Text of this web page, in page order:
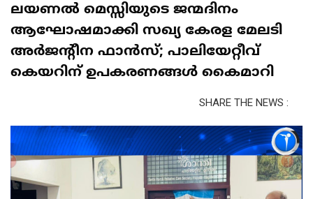
ലയണൽ മെസ്സിയുടെ ജന്മദിനം
ആഘോഷമാക്കി സഖ്യ കേരള മേലടി
അർജന്റീന ഫാൻസ്; പാലിയേറ്റീവ്
കെയറിന് ഉപകരണങ്ങൾ കൈമാറി
SHARE THE NEWS :